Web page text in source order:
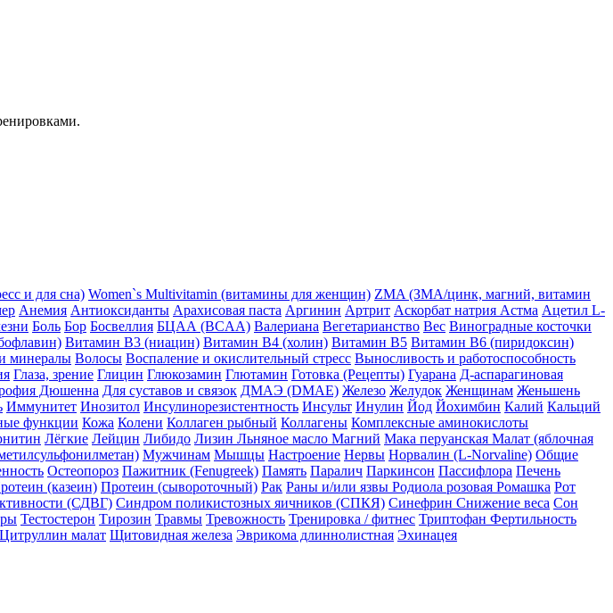
и для сна) Women`s Multivitamin (витамины для женщин) ZMA (ЗМА/цинк, магний, витамин
Анемия Антиоксиданты Арахисовая паста Аргинин Артрит Аскорбат натрия Астма Ацетил L-
Боль Бор Босвеллия БЦАА (BCAA) Валериана Вегетарианство Вес Виноградные косточки
Витамин B3 (ниацин) Витамин B4 (холин) Витамин B5 Витамин B6 (пиридоксин)
минералы Волосы Воспаление и окислительный стресс Выносливость и работоспособность
Глаза, зрение Глицин Глюкозамин Глютамин Готовка (Рецепты) Гуарана Д-аспарагиновая
Дюшенна Для суставов и связок ДМАЭ (DMAE) Железо Желудок Женщинам Женьшень
Иммунитет Инозитол Инсулинорезистентность Инсульт Инулин Йод Йохимбин Калий Кальций
функции Кожа Колени Коллаген рыбный Коллагены Комплексные аминокислоты
Лёгкие Лейцин Либидо Лизин Льняное масло Магний Мака перуанская Малат (яблочная
Мужчинам Мышцы Настроение Нервы Норвалин (L-Norvaline) Общие
Остеопороз Пажитник (Fenugreek) Память Паралич Паркинсон Пассифлора Печень
(казеин) Протеин (сывороточный) Рак Раны и/или язвы Родиола розовая Ромашка Рот
(СДВГ) Синдром поликистозных яичников (СПКЯ) Синефрин Снижение веса Сон
Тестостерон Тирозин Травмы Тревожность Тренировка / фитнес Триптофан Фертильность
Цитруллин малат Щитовидная железа Эврикома длиннолистная Эхинацея